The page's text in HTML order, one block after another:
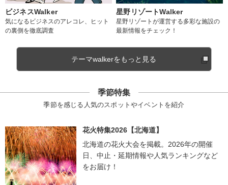
ビジネスWalker
気になるビジネスのアレコレ、ヒット
の裏側を徹底調査
星野リゾートWalker
星野リゾートが運営する多彩な施設の
最新情報をチェック！
テーマwalkerをもっと見る
季節特集
季節を感じる人気のスポットやイベントを紹介
花火特集2026【北海道】
北海道の花火大会を掲載。2026年の開催
日、中止・延期情報や人気ランキングなど
をお届け！